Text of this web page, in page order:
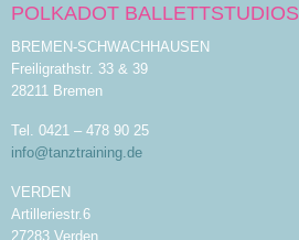
POLKADOT BALLETTSTUDIOS
BREMEN-SCHWACHHAUSEN
Freiligrathstr. 33 & 39
28211 Bremen
Tel. 0421 – 478 90 25
info@tanztraining.de
VERDEN
Artilleriestr.6
27283 Verden